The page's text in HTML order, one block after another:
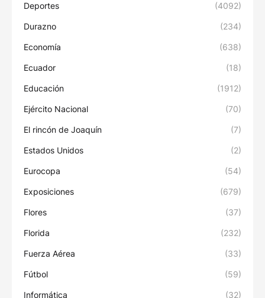
Deportes (4092)
Durazno (234)
Economía (638)
Ecuador (18)
Educación (1912)
Ejército Nacional (70)
El rincón de Joaquín (7)
Estados Unidos (2)
Eurocopa (54)
Exposiciones (679)
Flores (37)
Florida (232)
Fuerza Aérea (33)
Fútbol (59)
Informática (32)